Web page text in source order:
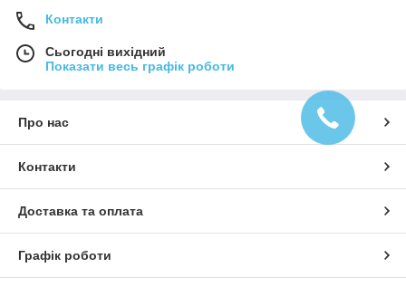
Контакти
Сьогодні вихідний
Показати весь графік роботи
Про нас
Контакти
Доставка та оплата
Графік роботи